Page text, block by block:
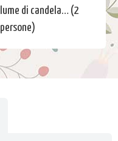
lume di candela… (2
persone)